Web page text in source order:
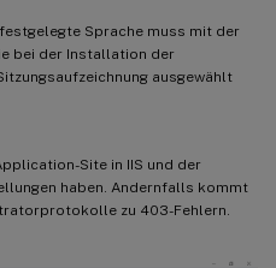
Sprache muss mit der
bei der Installation der
ausgewählt
Site in IIS und der
haben. Andernfalls kommt
zu 403-Fehlern.